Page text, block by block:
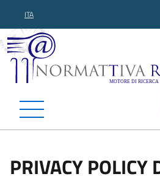
ITA
Normattiva
PRIVACY POLICY